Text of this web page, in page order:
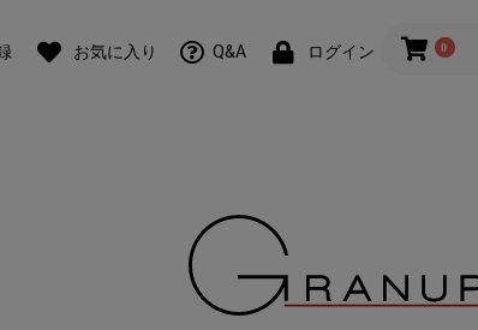
お気に入り Q&A ログイン 0